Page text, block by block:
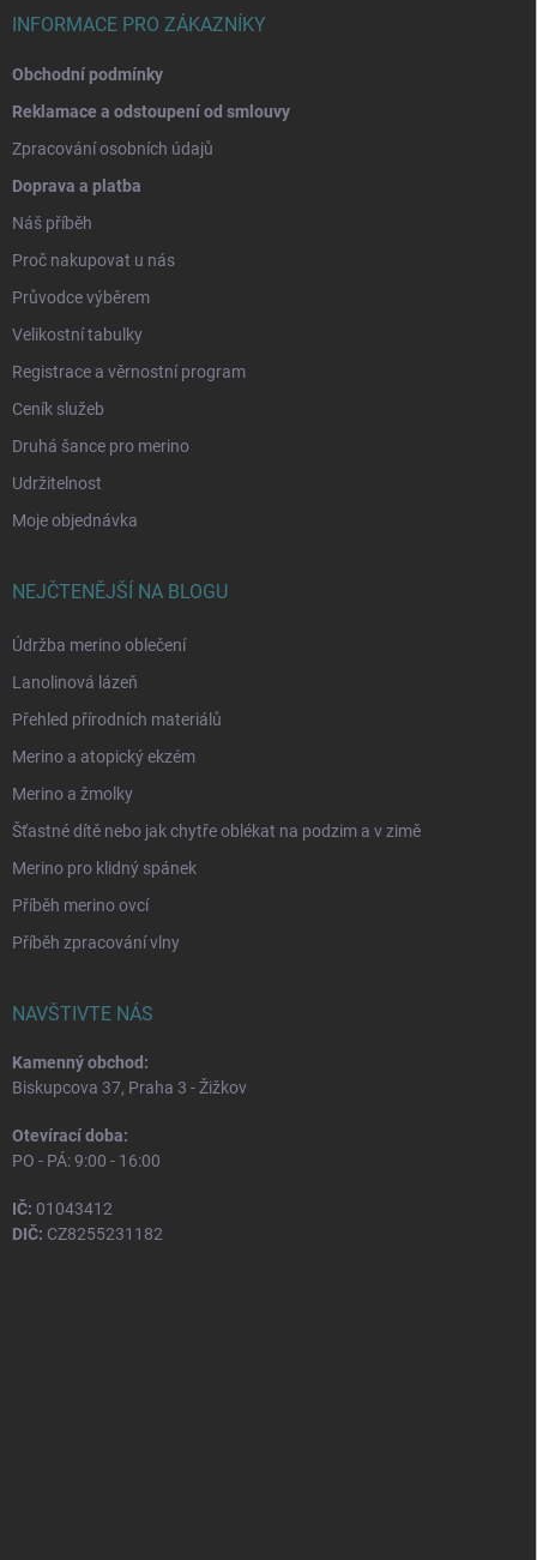
INFORMACE PRO ZÁKAZNÍKY
Obchodní podmínky
Reklamace a odstoupení od smlouvy
Zpracování osobních údajů
Doprava a platba
Náš příběh
Proč nakupovat u nás
Průvodce výběrem
Velikostní tabulky
Registrace a věrnostní program
Ceník služeb
Druhá šance pro merino
Udržitelnost
Moje objednávka
NEJČTENĚJŠÍ NA BLOGU
Údržba merino oblečení
Lanolinová lázeň
Přehled přírodních materiálů
Merino a atopický ekzém
Merino a žmolky
Šťastné dítě nebo jak chytře oblékat na podzim a v zimě
Merino pro klidný spánek
Příběh merino ovcí
Příběh zpracování vlny
NAVŠTIVTE NÁS
Kamenný obchod:
Biskupcova 37, Praha 3 - Žižkov
Otevírací doba:
PO - PÁ: 9:00 - 16:00
IČ: 01043412
DIČ: CZ8255231182